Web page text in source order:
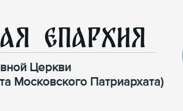
Епархия
Церкви
Московского Патриархата)